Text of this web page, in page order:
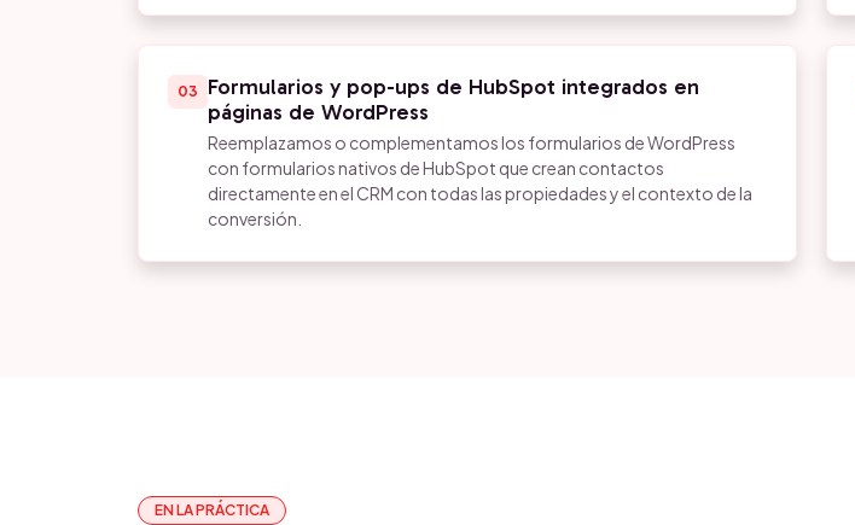
03
Formularios y pop-ups de HubSpot integrados en
páginas de WordPress
Reemplazamos o complementamos los formularios de WordPress
con formularios nativos de HubSpot que crean contactos
directamente en el CRM con todas las propiedades y el contexto de la
conversión.
EN LA PRÁCTICA